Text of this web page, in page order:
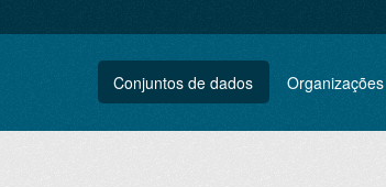
Conjuntos de dados Organizações